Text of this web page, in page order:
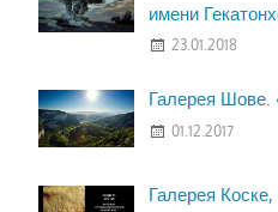
имени
23.01.2018
Галерея Шове.
01.12.2017
Галерея